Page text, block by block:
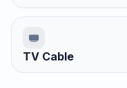
TV Cable